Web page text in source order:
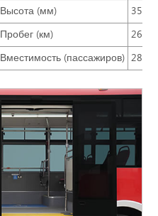
Высота (мм)
3550
Пробег (км)
Вместимость (пассажиров) 280